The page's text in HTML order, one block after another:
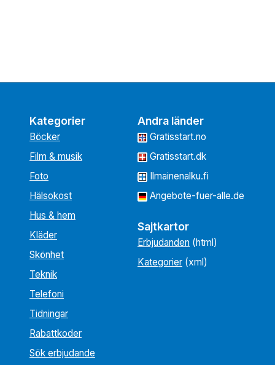
Kategorier
Böcker
Film & musik
Foto
Hälsokost
Hus & hem
Kläder
Skönhet
Teknik
Telefoni
Tidningar
Rabattkoder
Sök erbjudande
Andra länder
Gratisstart.no
Gratisstart.dk
Ilmainenalku.fi
Angebote-fuer-alle.de
Sajtkartor
Erbjudanden (html)
Kategorier (xml)